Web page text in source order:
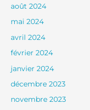
août 2024
mai 2024
avril 2024
février 2024
janvier 2024
décembre 2023
novembre 2023